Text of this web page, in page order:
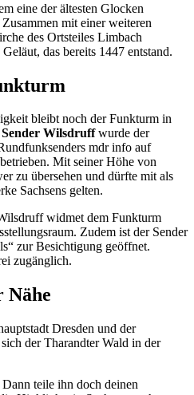
eine der ältesten Glocken
mit einer weiteren
des Ortsteiles Limbach
das bereits 1447 entstand.
bleibt noch der Funkturm in
Sender Wilsdruffwurde der
mdr info auf
Mit seiner Höhe von
zu übersehen und dürfte mit als
Sachsens gelten.
widmet dem Funkturm
Zudem ist der Sender
zur Besichtigung geöffnet.
zugänglich.
Nähe
Dresden und der
der Tharandter Wald in der
teile ihn doch deinen